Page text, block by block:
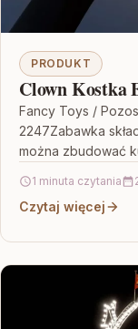
PRODUKT
Clown Kostka
Fancy Toys /
2247Zabawka
można zbudować
1 minuta czytania
Czytaj więcej